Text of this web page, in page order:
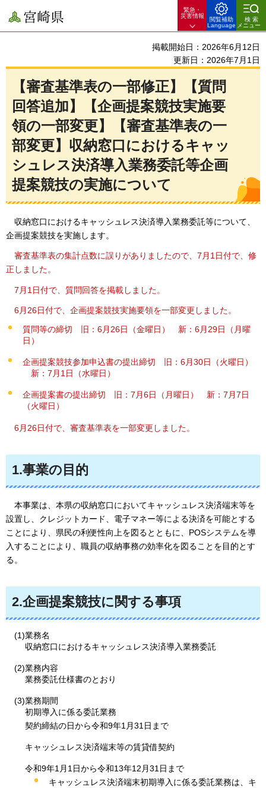
宮崎県
緊急・
災害情報
閲覧補助
Language
検索
メニュー
掲載開始日：2026年6月12日
更新日：2026年7月1日
【審査基準表の一部修正】【質問
回答追加】【企画提案競技実施要
領の一部変更】【審査基準表の一
部変更】収納窓口におけるキャッ
シュレス決済導入業務委託等企画
提案競技の実施について
収納窓口におけるキャッシュレス決済導入業務委託等について、
企画提案競技を実施します。
審査基準表の集計点数に誤りがありましたので、7月1日付で、修
正しました。
7月1日付で、質問回答を掲載しました。
6月26日付で、企画提案競技実施要領を一部変更しました。
質問等の締切 旧 ：6月26日（金曜日） 新 ：6月29日（月曜
日）
企画提案競技参加申込書の提出締切 旧 ：6月30日（火曜日）
新 ：7月1日（水曜日）
企画提案書の提出締切 旧 ：7月6日（月曜日） 新 ：7月7日
（火曜日）
6月26日付で、 審査基準表を一部変更しました。
1.事業の目的
本事業は 、本県の収納窓口においてキャッシュレス決済端末等を
設置し、クレジットカード、電子マネー等による決済を可能とする
ことにより、県民の利便性向上を図るとともに、POSシステムを導
入することにより、職員の収納事務の効率化を図ることを目的とす
る。
2.企画提案競技に関する事項
(1)業務名
収納窓口におけるキャッシュレス決済導入業務委託
(2)業務内容
業務委託仕様書のとおり
(3)業務期間
初期導入に係る委託業務
契約締結の日から令和9年1月31日まで
キャッシュレス決済端末等の賃貸借契約
令和9年1月1日から令和13年12月31日まで
キャッシュレス決済端末初期導入に係る委託業務は、キ